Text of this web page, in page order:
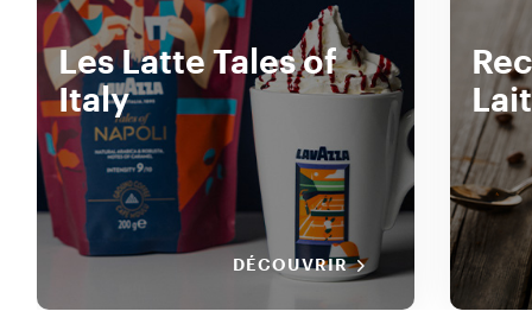
Les Latte Tales of
Italy
DÉCOUVRIR
Lait